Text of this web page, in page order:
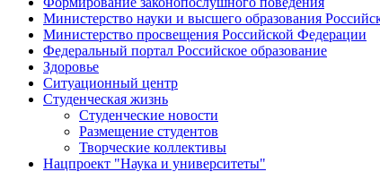
Министерство науки и высшего образования
Министерство просвещения Российской Федерации
Федеральный портал Российское образование
Здоровье
Ситуационный центр
Студенческая жизнь
Студенческие новости
Размещение студентов
Творческие коллективы
Нацпроект "Наука и университеты"